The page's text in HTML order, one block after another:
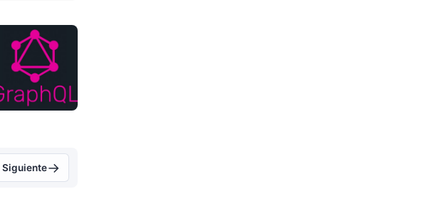
Siguiente→